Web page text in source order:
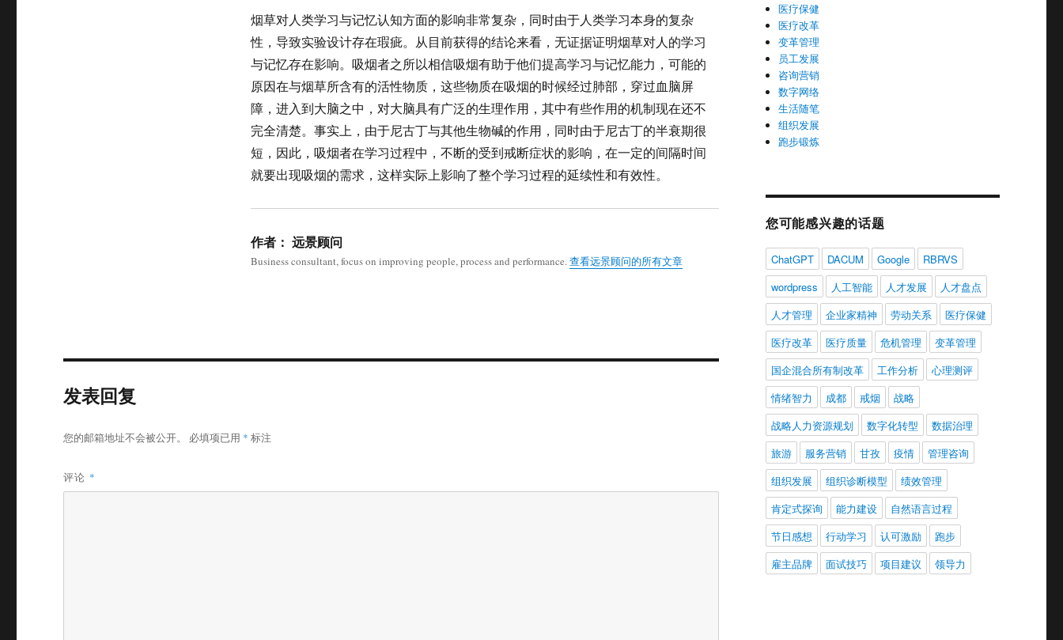
烟草对人类学习与记忆认知方面的影响非常复杂，同时由于人类学习本身的复杂
性，导致实验设计存在瑕疵。从目前获得的结论来看，无证据证明烟草对人的学习
与记忆存在影响。吸烟者之所以相信吸烟有助于他们提高学习与记忆能力，可能的
原因在与烟草所含有的活性物质，这些物质在吸烟的时候经过肺部，穿过血脑屏
障，进入到大脑之中，对大脑具有广泛的生理作用，其中有些作用的机制现在还不
完全清楚。事实上，由于尼古丁与其他生物碱的作用，同时由于尼古丁的半衰期很
短，因此，吸烟者在学习过程中，不断的受到戒断症状的影响，在一定的间隔时间
就要出现吸烟的需求，这样实际上影响了整个学习过程的延续性和有效性。
作者： 远景顾问
Business consultant, focus on improving people, process and performance.查看远景顾问的所有文章
发表回复
您的邮箱地址不会被公开。 必填项已用 * 标注
评论 *
医疗保健
医疗改革
变革管理
员工发展
咨询营销
数字网络
生活随笔
组织发展
跑步锻炼
您可能感兴趣的话题
ChatGPT DACUM Google
RBRVS
wordpress
人工智能 人才发展
人才盘点
人才管理
企业家精神 劳动关系
医疗保健
医疗改革
医疗质量 危机管理
变革管理
国企混合所有制改革
工作分析
心理测评
情绪智力
成都 戒烟
战略
战略人力资源规划
数字化转型
数据治理
旅游
服务营销 甘孜 疫情
管理咨询
组织发展
组织诊断模型
绩效管理
肯定式探询
能力建设
自然语言过程
节日感想
行动学习 认可激励
跑步
雇主品牌
面试技巧 项目建议 领导力